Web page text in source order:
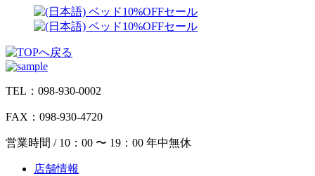
TEL：098-930-0002
FAX：098-930-4720
営業時間 / 10：00 〜 19：00 年中無休
店舗情報